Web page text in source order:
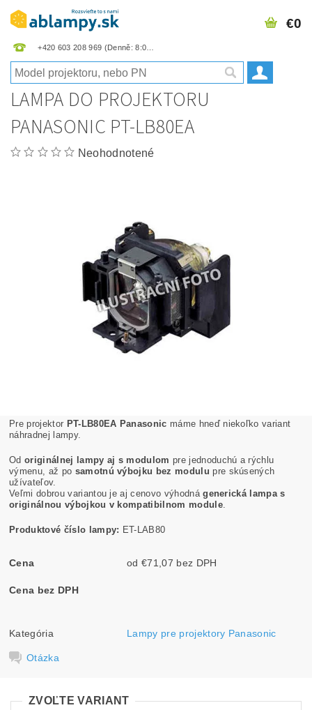
+420 603 208 969
€0
LAMPA DO PROJEKTORU
PANASONIC PT-LB80EA
Neohodnotené
Pre projektor PT-LB80EA Panasonic máme hneď niekoľko variant
náhradnej lampy.
Odoriginálnej lampy aj s modulom pre jednoduchú a rýchlu
výmenu, až po samotnú výbojku bez modulu pre skúsených
užívateľov.
Veľmi dobrou variantou je aj cenovo výhodnágenerická lampa s
originálnou výbojkou v kompatibilnom module.
Produktové číslo lampy: ET-LAB80
Cena od €71,07 bez DPH
Cena bez DPH
Kategória Lampy pre projektory Panasonic
Otázka
ZVOĽTE VARIANT